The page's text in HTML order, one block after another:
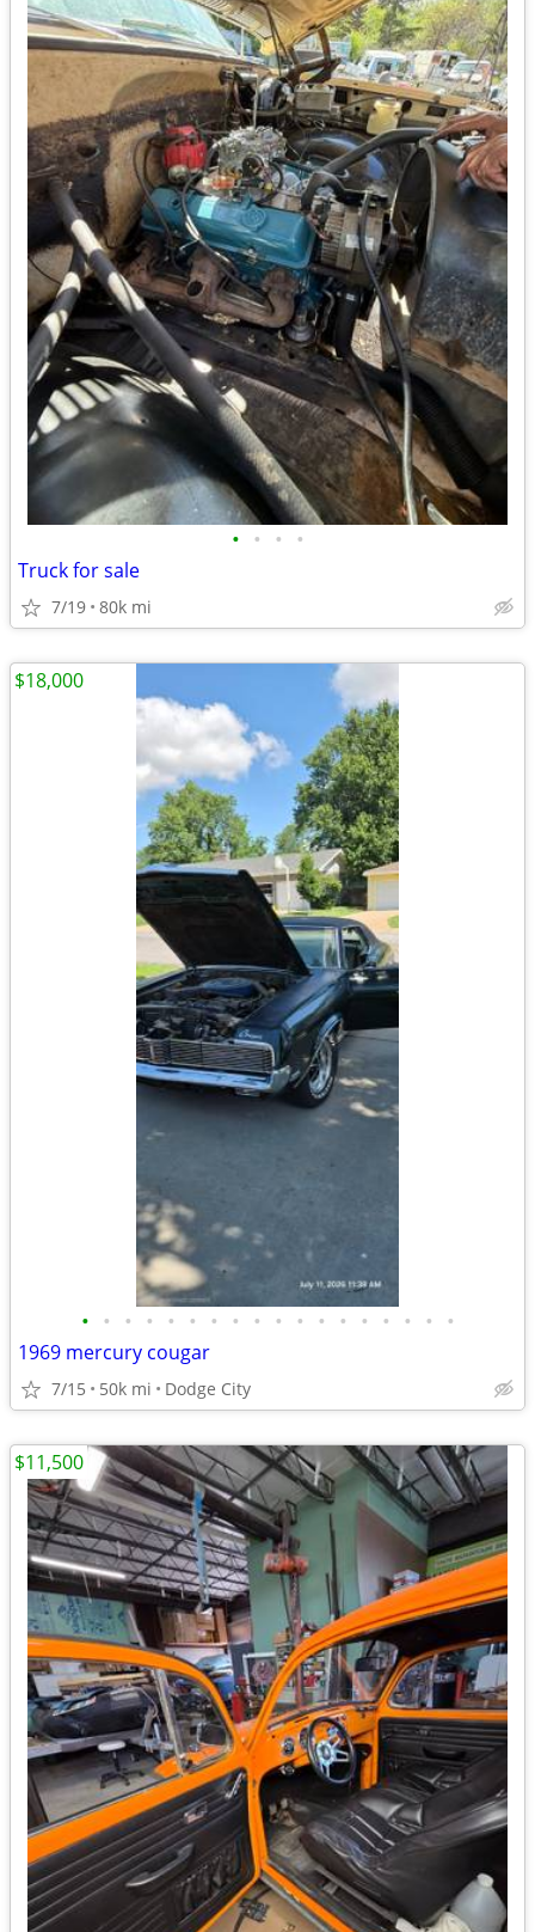
• • • •
Truck for sale
7/19 80k mi
• • • • • • • • • • • • • • • • • •
1969 mercury cougar
7/15 50k mi Dodge City
$18,000
$11,500